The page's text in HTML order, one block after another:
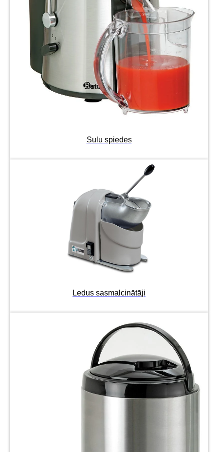
Sulu spiedes
Ledus sasmalcinātāji